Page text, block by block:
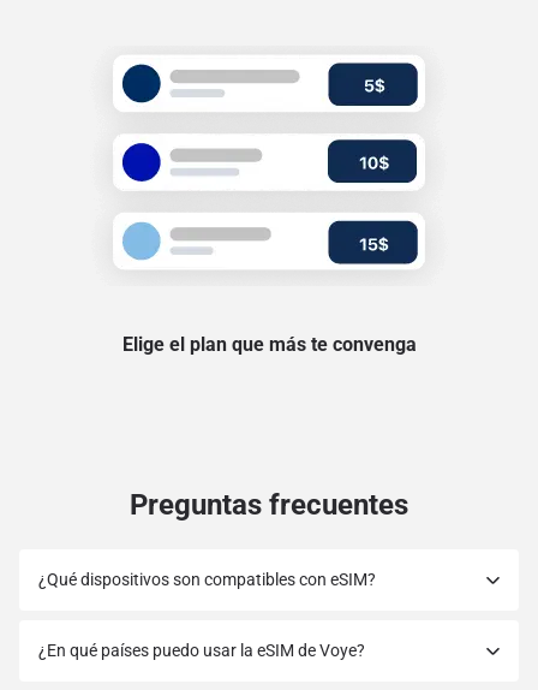
Elige el plan que más te convenga
Preguntas frecuentes
¿Qué dispositivos son compatibles con eSIM?
¿En qué países puedo usar la eSIM de Voye?